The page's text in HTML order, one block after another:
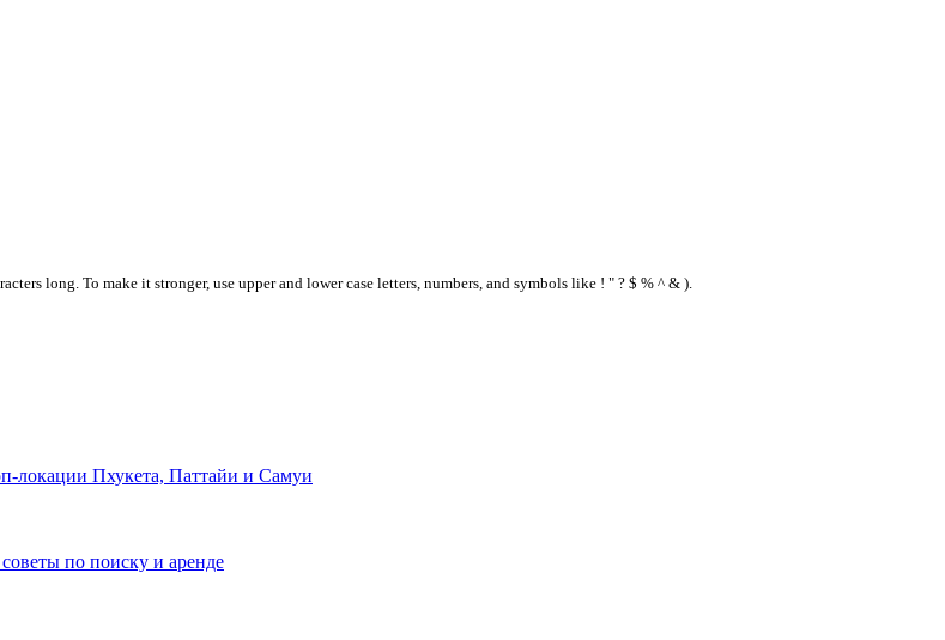
long. To make it stronger, use upper and lower case letters, numbers, and symbols like ! " ? $ % ^ & ).
локации Пхукета, Паттайи и Самуи
по поиску и аренде